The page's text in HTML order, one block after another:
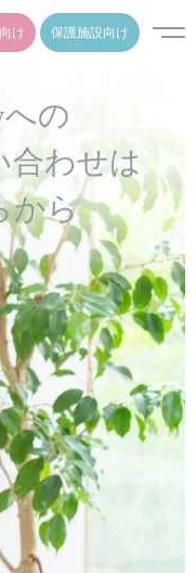
け 保護施設向け
の
合わせは
から